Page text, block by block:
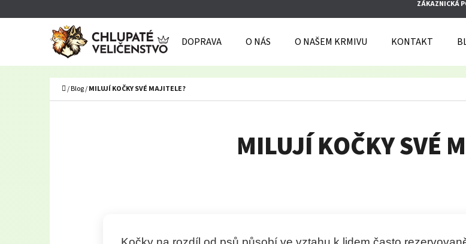
ZÁKAZNICKÁ
DOPRAVA O NÁS O NAŠEM KRMIVU KONTAKT
Domů
/Blog/MILUJÍ KOČKY SVÉ MAJITELE?
MILUJÍ KOČKY SVÉ
Í
Zpět
obchodu
Zpět
obchodu
CO POTŘEBUJETE NAJÍT?